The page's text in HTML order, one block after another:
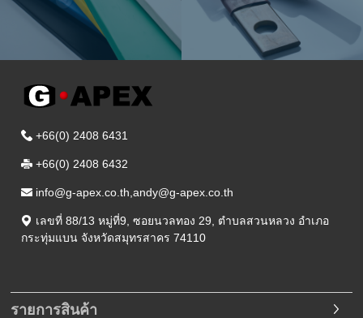
+66(0) 2408 6431
+66(0) 2408 6432
info@g-apex.co.th,andy@g-apex.co.th
เลขที่ 88/13 หมู่ที่9,ซอยนวลทอง 29, ตำบลสวนหลวง อำเภอ
กระทุ่มแบน จังหวัดสมุทรสาคร 74110
รายการสินค้า